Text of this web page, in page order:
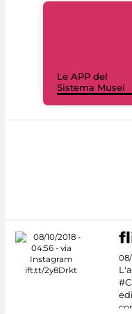
Le APP del
Sistema Musei